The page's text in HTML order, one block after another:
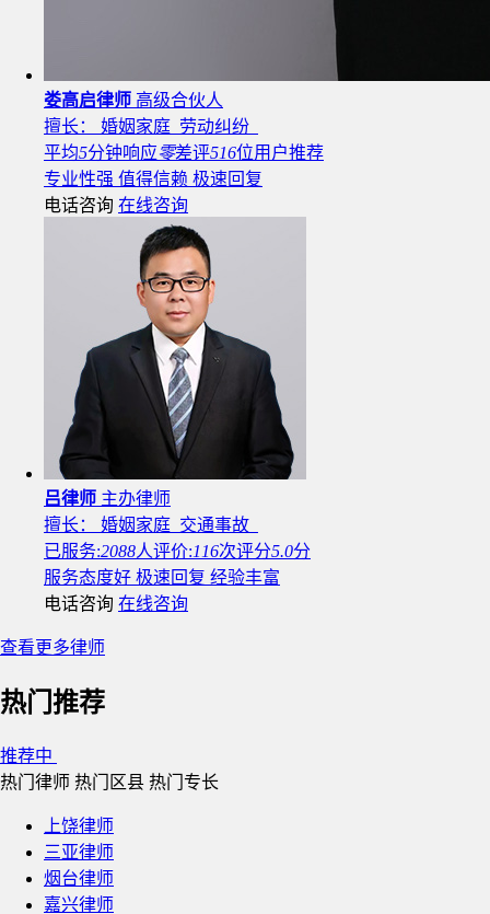
娄高启律师 高级合伙人
擅长： 婚姻家庭 劳动纠纷
平均5分钟响应零差评516位用户推荐
专业性强 值得信赖 极速回复
电话咨询 在线咨询
吕律师 主办律师
擅长： 婚姻家庭 交通事故
已服务:2088人评价:116次评分5.0分
服务态度好 极速回复 经验丰富
电话咨询 在线咨询
查看更多律师
热门推荐
推荐中
热门律师 热门区县 热门专长
上饶律师
三亚律师
烟台律师
嘉兴律师